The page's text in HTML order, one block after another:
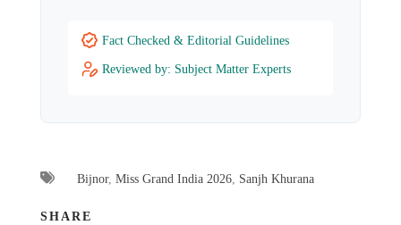
Fact Checked & Editorial Guidelines
Reviewed by: Subject Matter Experts
Bijnor, Miss Grand India 2026, Sanjh Khurana
SHARE